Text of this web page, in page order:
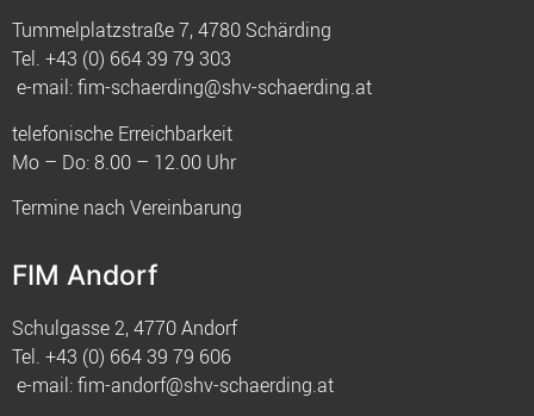
Tummelplatzstraße 7, 4780 Schärding
Tel. +43 (0) 664 39 79 303
e-mail:fim-schaerding@shv-schaerding.at
telefonische Erreichbarkeit
Mo – Do: 8.00 – 12.00 Uhr
Termine nach Vereinbarung
FIM Andorf
Schulgasse 2, 4770 Andorf
Tel. +43 (0) 664 39 79 606
e-mail:fim-andorf@shv-schaerding.at